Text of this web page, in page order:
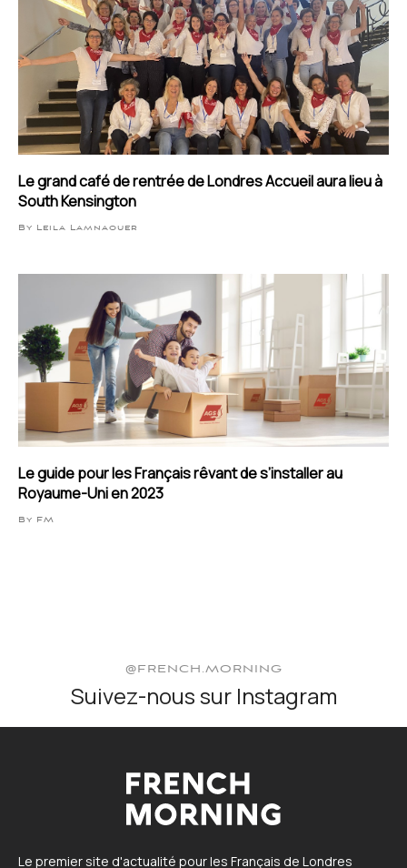
Le grand café de rentrée de Londres Accueil aura lieu à
South Kensington
By Leila Lamnaouer
Le guide pour les Français rêvant de s’installer au
Royaume-Uni en 2023
By FM
@FRENCH.MORNING
Suivez-nous sur Instagram
Le premier site d'actualité pour les Français de Londres